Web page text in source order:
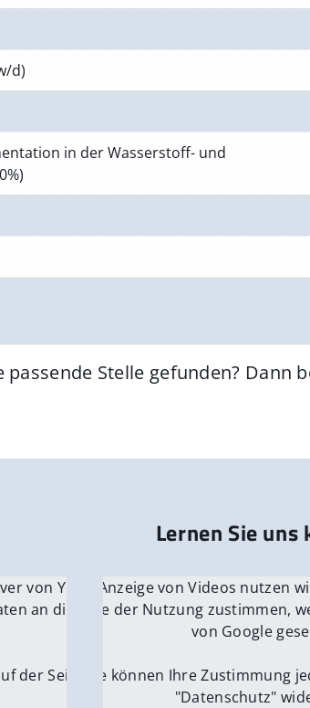
d)
in der Wasserstoff- und
passende Stelle gefunden? Dann
Lernen Sie uns
von YouTube.
an die Server
der Seite
Für die Anzeige von Videos nutzen
Wenn Sie der Nutzung zustimmen,
von Google
Sie können Ihre Zustimmung
"Datenschutz"